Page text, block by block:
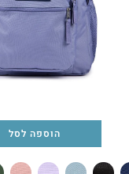
הוספה לסל